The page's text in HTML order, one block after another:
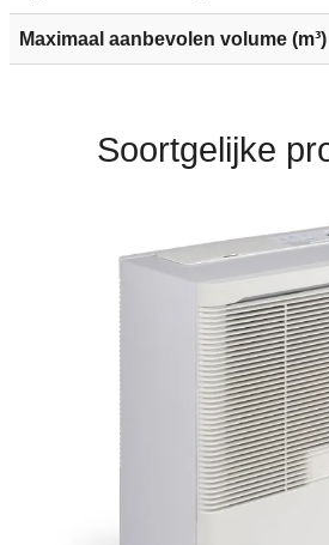
Maximaal aanbevolen volume (m³)
Soortgelijke